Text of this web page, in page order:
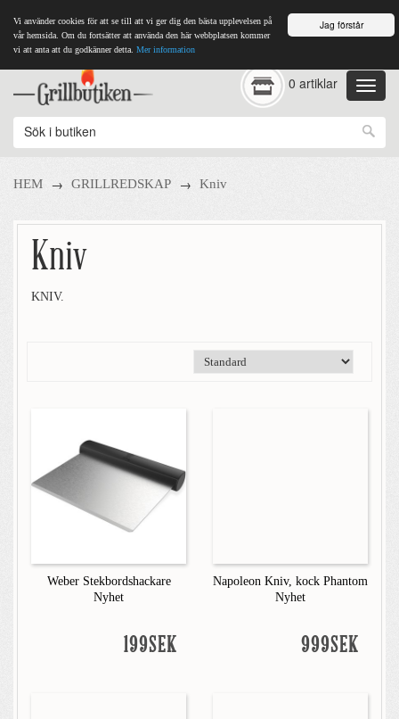
Jag förstår
Vi använder cookies för att se till att vi ger dig den bästa upplevelsen på
vår hemsida. Om du fortsätter att använda den här webbplatsen kommer
vi att anta att du godkänner detta. Mer information
0 artiklar
HEM → GRILLREDSKAP → Kniv
Kniv
KNIV.
Weber Stekbordshackare
Nyhet
199SEK
Napoleon Kniv, kock Phantom
Nyhet
999SEK